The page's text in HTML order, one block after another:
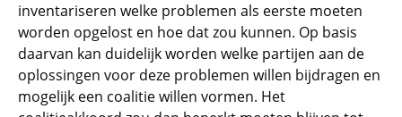
inventariseren welke problemen als eerste moeten
worden opgelost en hoe dat zou kunnen. Op basis
daarvan kan duidelijk worden welke partijen aan de
oplossingen voor deze problemen willen bijdragen en
mogelijk een coalitie willen vormen. Het